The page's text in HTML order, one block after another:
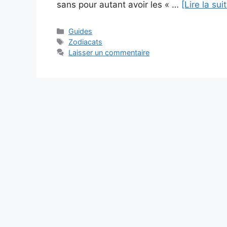
sans pour autant avoir les « … [Lire la
Catégories
Guides
Étiquettes
Zodiacats
Laisser un commentaire